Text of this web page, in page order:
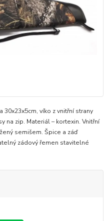
30x23x5cm, víko z vnitřní strany
na zip. Materiál – kortexin. Vnitřní
semišem. Špice a záď
zádový řemen stavitelné